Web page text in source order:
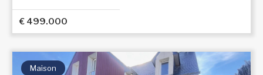
€ 499.000
Maison